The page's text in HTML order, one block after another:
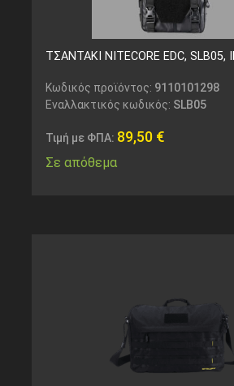
ΤΣΑΝΤΑΚΙ NITECORE EDC, SLB05,
Κωδικός προϊόντος: 9110101298
Εναλλακτικός κωδικός: SLB05
Τιμή με ΦΠΑ: 89,50 €
Σε απόθεμα